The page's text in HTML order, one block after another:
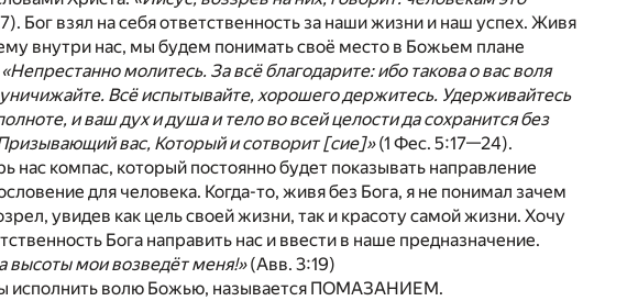
Бог взял на себя ответственность за наши жизни и наш успех. Живя
внутри нас, мы будем понимать своё место в Божьем плане
«Непрестанно молитесь. За всё благодарите: ибо такова о вас воля
Всё испытывайте, хорошего держитесь. Удерживайтесь
и ваш дух и душа и тело во всей целости да сохранится без
вас, Который и сотворит [сие]»(1 Фес. 5:17—24).
компас, который постоянно будет показывать направление
для человека. Когда-то, живя без Бога, я не понимал зачем
увидев как цель своей жизни, так и красоту самой жизни. Хочу
Бога направить нас и ввести в наше предназначение.
высоты мои возведёт меня!»(Авв. 3:19)
исполнить волю Божью, называется ПОМАЗАНИЕМ.